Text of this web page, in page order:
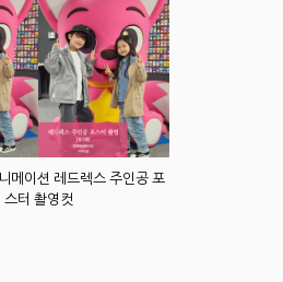
메이션 레드렉스 주인공 포
스터 촬영컷